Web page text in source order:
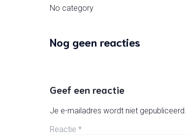
No category
Nog geen reacties
Geef een reactie
Je e-mailadres wordt niet gepubliceerd.
Reactie *